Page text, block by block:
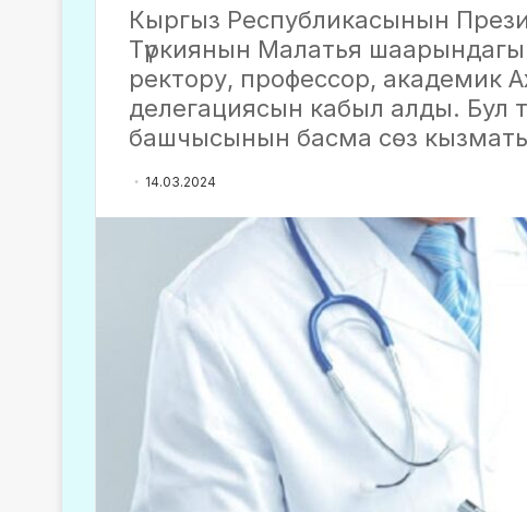
Кыргыз Республикасынын
Түркиянын Малатья
ректору, профессор, академик
делегациясын кабыл алды. Бул
башчысынын басма сөз
14.03.2024